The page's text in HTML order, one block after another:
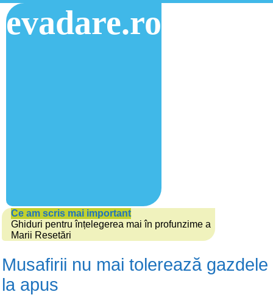
evadare.ro
Ce am scris mai important
Ghiduri pentru înțelegerea mai în profunzime a
Marii Resetări
Musafirii nu mai tolerează gazdele
la apus